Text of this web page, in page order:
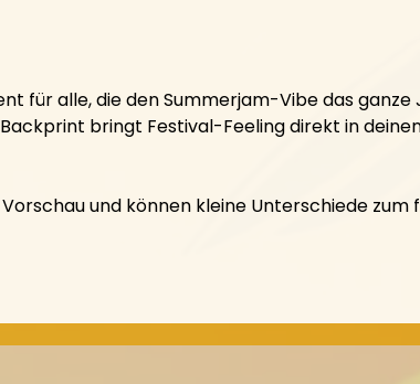
für alle, die den Summerjam-Vibe das
bringt Festival-Feeling direkt in
und können kleine Unterschiede zum